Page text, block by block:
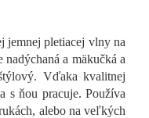
jemnej pletiacej vlny na
nadýchaná a mäkučká a
Vďaka kvalitnej
s ňou pracuje. Používa
alebo na veľkých